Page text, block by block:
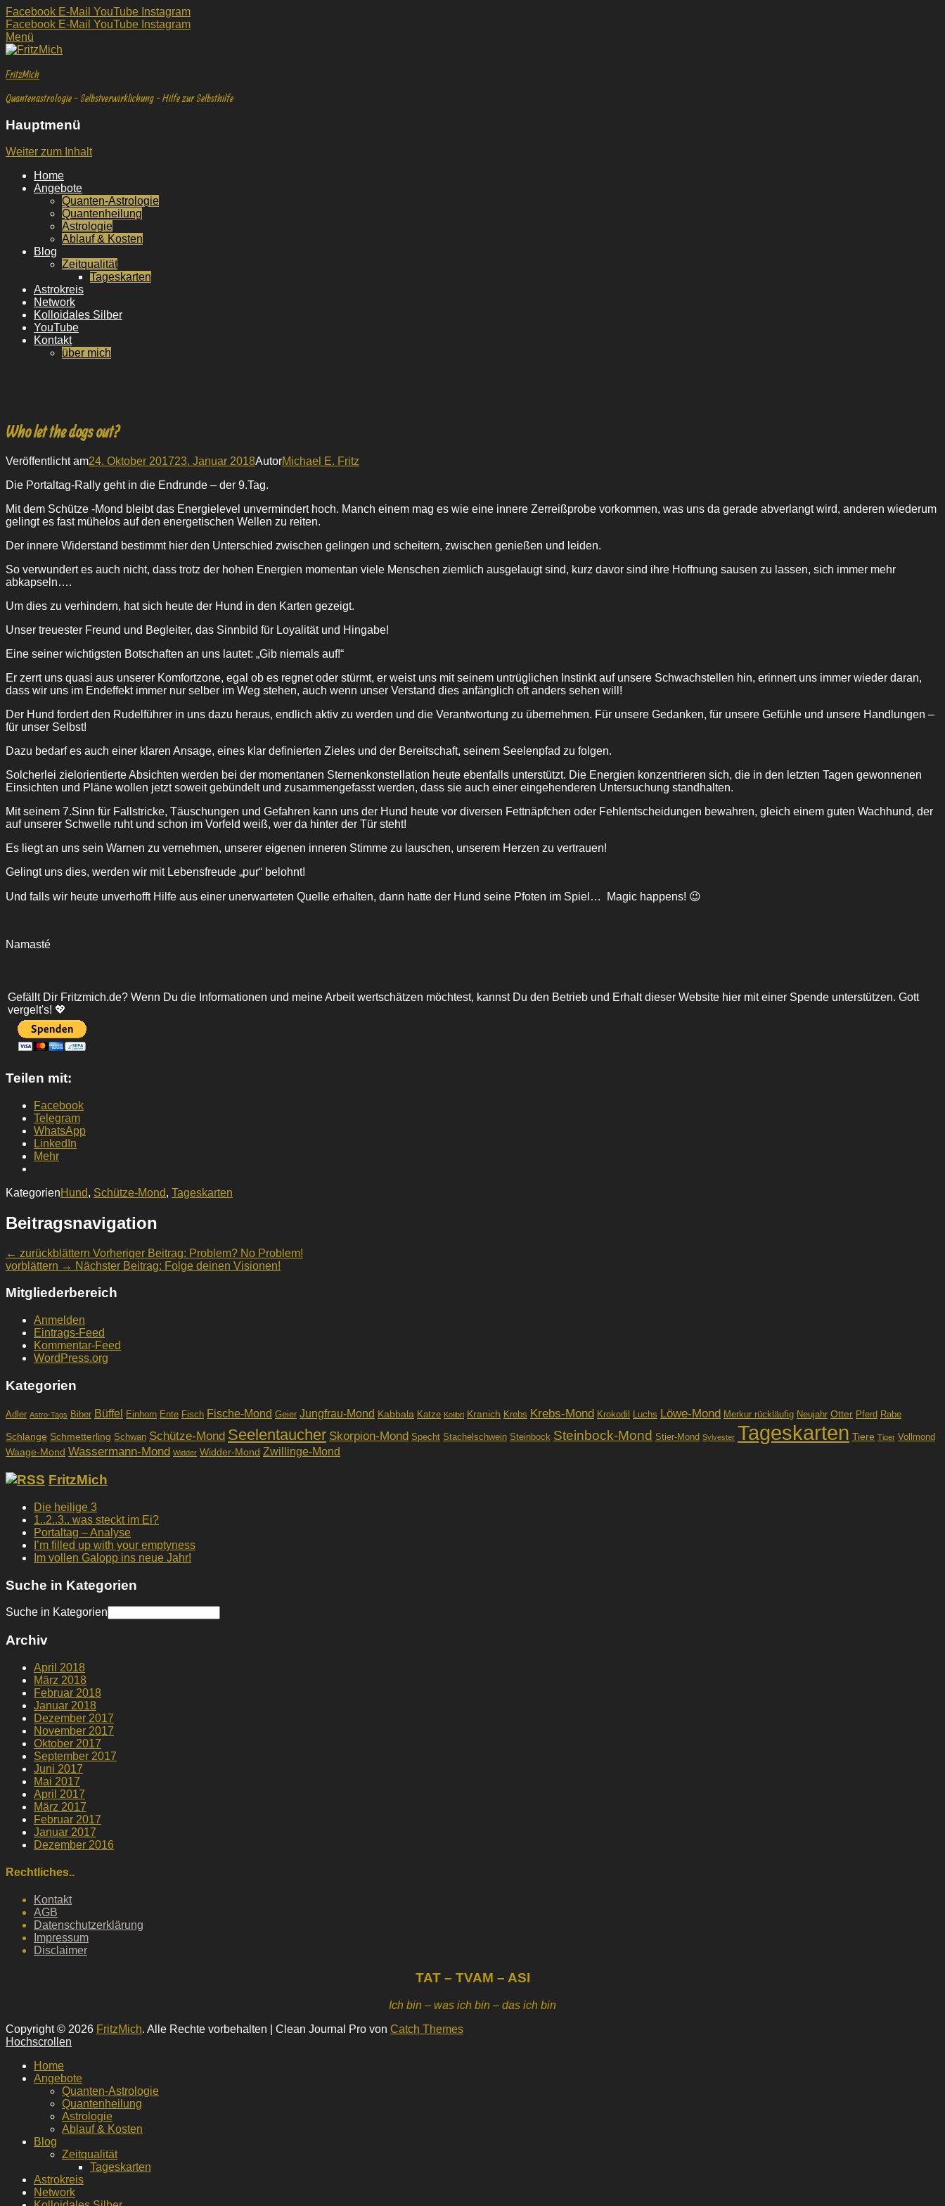
Facebook E-Mail YouTube Instagram
Facebook E-Mail YouTube Instagram
Menü
FritzMich
Quantenastrologie - Selbstverwirklichung - Hilfe zur Selbsthilfe
Hauptmenü
Weiter zum Inhalt
Home
Angebote
Quanten-Astrologie
Quantenheilung
Astrologie
Ablauf & Kosten
Blog
Zeitqualität
Tageskarten
Astrokreis
Network
Kolloidales Silber
YouTube
Kontakt
über mich
Who let the dogs out?
Veröffentlicht am24. Oktober 201723. Januar 2018AutorMichael E. Fritz
Die Portaltag-Rally geht in die Endrunde – der 9.Tag.
Mit dem Schütze -Mond bleibt das Energielevel unvermindert hoch. Manch einem mag es wie eine innere Zerreißprobe vorkommen, was uns da gerade abverlangt wird, anderen wiederum
gelingt es fast mühelos auf den energetischen Wellen zu reiten.
Der innere Widerstand bestimmt hier den Unterschied zwischen gelingen und scheitern, zwischen genießen und leiden.
So verwundert es auch nicht, dass trotz der hohen Energien momentan viele Menschen ziemlich ausgelaugt sind, kurz davor sind ihre Hoffnung sausen zu lassen, sich immer mehr
abkapseln….
Um dies zu verhindern, hat sich heute der Hund in den Karten gezeigt.
Unser treuester Freund und Begleiter, das Sinnbild für Loyalität und Hingabe!
Eine seiner wichtigsten Botschaften an uns lautet: „Gib niemals auf!“
Er zerrt uns quasi aus unserer Komfortzone, egal ob es regnet oder stürmt, er weist uns mit seinem untrüglichen Instinkt auf unsere Schwachstellen hin, erinnert uns immer wieder daran,
dass wir uns im Endeffekt immer nur selber im Weg stehen, auch wenn unser Verstand dies anfänglich oft anders sehen will!
Der Hund fordert den Rudelführer in uns dazu heraus, endlich aktiv zu werden und die Verantwortung zu übernehmen. Für unsere Gedanken, für unsere Gefühle und unsere Handlungen –
für unser Selbst!
Dazu bedarf es auch einer klaren Ansage, eines klar definierten Zieles und der Bereitschaft, seinem Seelenpfad zu folgen.
Solcherlei zielorientierte Absichten werden bei der momentanen Sternenkonstellation heute ebenfalls unterstützt. Die Energien konzentrieren sich, die in den letzten Tagen gewonnenen
Einsichten und Pläne wollen jetzt soweit gebündelt und zusammengefasst werden, dass sie auch einer eingehenderen Untersuchung standhalten.
Mit seinem 7.Sinn für Fallstricke, Täuschungen und Gefahren kann uns der Hund heute vor diversen Fettnäpfchen oder Fehlentscheidungen bewahren, gleich einem guten Wachhund, der
auf unserer Schwelle ruht und schon im Vorfeld weiß, wer da hinter der Tür steht!
Es liegt an uns sein Warnen zu vernehmen, unserer eigenen inneren Stimme zu lauschen, unserem Herzen zu vertrauen!
Gelingt uns dies, werden wir mit Lebensfreude „pur“ belohnt!
Und falls wir heute unverhofft Hilfe aus einer unerwarteten Quelle erhalten, dann hatte der Hund seine Pfoten im Spiel… Magic happens! 😉
Namasté
Gefällt Dir Fritzmich.de? Wenn Du die Informationen und meine Arbeit wertschätzen möchtest, kannst Du den Betrieb und Erhalt dieser Website hier mit einer Spende unterstützen. Gott
vergelt's! 💖
Teilen mit:
Facebook
Telegram
WhatsApp
LinkedIn
Mehr
KategorienHund, Schütze-Mond, Tageskarten
Beitragsnavigation
← zurückblättern Vorheriger Beitrag: Problem? No Problem!
vorblättern → Nächster Beitrag: Folge deinen Visionen!
Mitgliederbereich
Anmelden
Eintrags-Feed
Kommentar-Feed
WordPress.org
Kategorien
Adler Astro-Tags Biber Büffel Einhorn Ente Fisch Fische-Mond Geier Jungfrau-Mond Kabbala Katze Kolibri Kranich Krebs Krebs-Mond Krokodil Luchs Löwe-Mond Merkur rückläufig Neujahr Otter Pferd Rabe
Schlange Schmetterling Schwan Schütze-Mond Seelentaucher Skorpion-Mond Specht Stachelschwein Steinbock Steinbock-Mond Stier-Mond Sylvester Tageskarten Tiere Tiger Vollmond
Waage-Mond Wassermann-Mond Widder Widder-Mond Zwillinge-Mond
FritzMich
Die heilige 3
1..2..3.. was steckt im Ei?
Portaltag – Analyse
I’m filled up with your emptyness
Im vollen Galopp ins neue Jahr!
Suche in Kategorien
Suche in Kategorien
Archiv
April 2018
März 2018
Februar 2018
Januar 2018
Dezember 2017
November 2017
Oktober 2017
September 2017
Juni 2017
Mai 2017
April 2017
März 2017
Februar 2017
Januar 2017
Dezember 2016
Rechtliches..
Kontakt
AGB
Datenschutzerklärung
Impressum
Disclaimer
TAT – TVAM – ASI
Ich bin – was ich bin – das ich bin
Copyright © 2026 FritzMich. Alle Rechte vorbehalten | Clean Journal Pro von Catch Themes
Hochscrollen
Home
Angebote
Quanten-Astrologie
Quantenheilung
Astrologie
Ablauf & Kosten
Blog
Zeitqualität
Tageskarten
Astrokreis
Network